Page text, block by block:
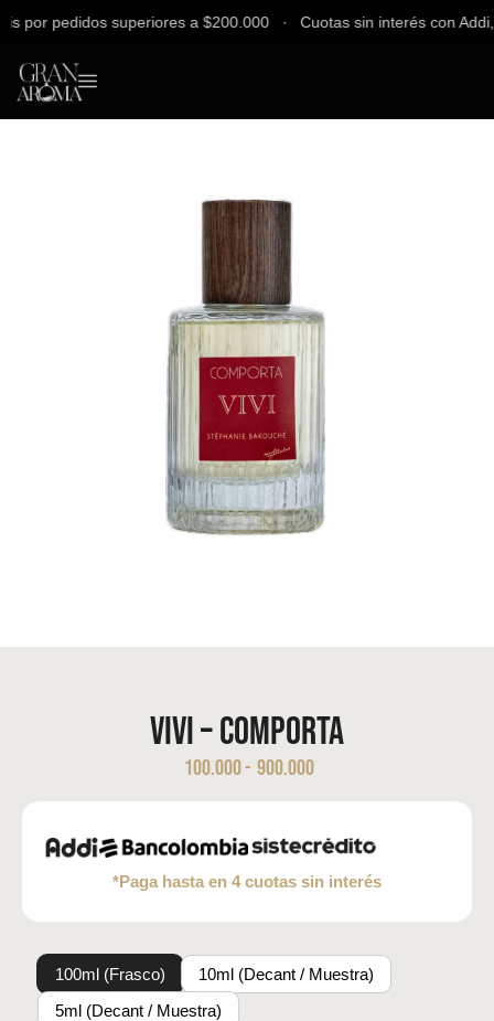
pedidos superiores a $200.000 ∙ Cuotas sin interés con Addi,
Vivi – Comporta
100.000- 900.000
*Paga hasta en 4 cuotas sin interés
100ml (Frasco)
10ml (Decant / Muestra)
5ml (Decant / Muestra)